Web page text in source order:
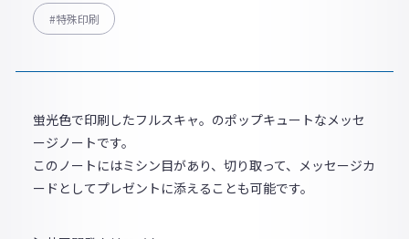
#特殊印刷
蛍光色で印刷したフルスキャ。のポップキュートなメッセ
ージノートです。
このノートにはミシン目があり、切り取って、メッセージカ
ードとしてプレゼントに添えることも可能です。